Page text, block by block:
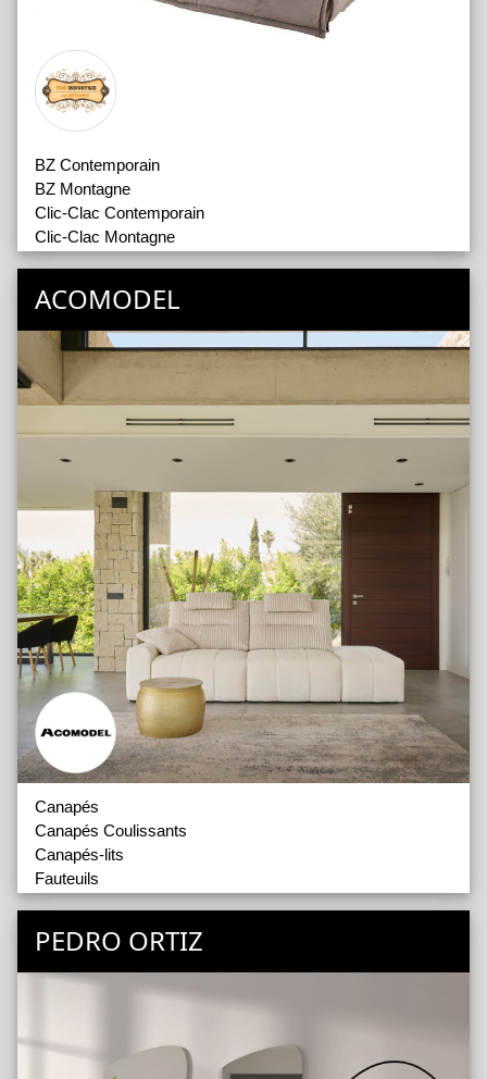
BZ Contemporain
BZ Montagne
Clic-Clac Contemporain
Clic-Clac Montagne
Convertible
Gigogne Montagne
Oreillers et Traversins
ACOMODEL
Canapés
Canapés Coulissants
Canapés-lits
Fauteuils
Compléments
PEDRO ORTIZ